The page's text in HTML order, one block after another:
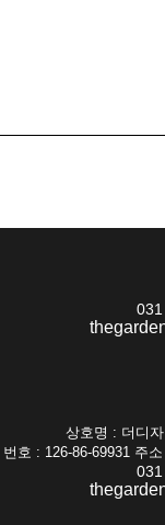
상호명 : 더디
호 : 126-86-69931 주